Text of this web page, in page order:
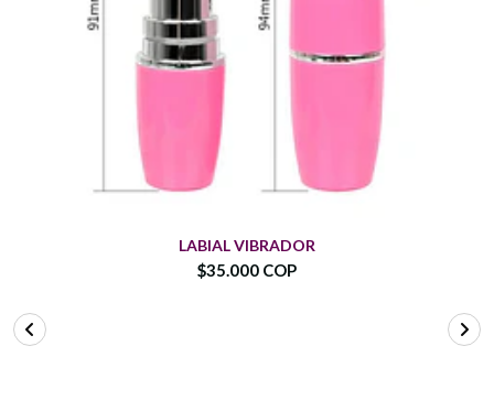
LABIAL VIBRADOR
$35.000 COP